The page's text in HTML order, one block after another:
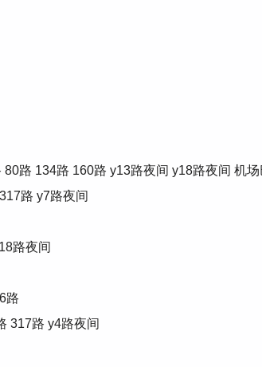
路 134路 160路 y13路夜间 y18路夜间 机
路 y7路夜间
路夜间
路
317路 y4路夜间